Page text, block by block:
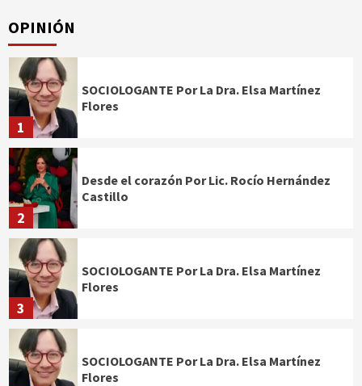
OPINIÓN
1
SOCIOLOGANTE Por La Dra. Elsa Martínez
Flores
2
Desde el corazón Por Lic. Rocío Hernández
Castillo
3
SOCIOLOGANTE Por La Dra. Elsa Martínez
Flores
SOCIOLOGANTE Por La Dra. Elsa Martínez
Flores